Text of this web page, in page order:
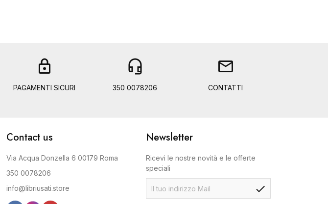
lock
PAGAMENTI SICURI
headset_mic
350 0078206
mail
CONTATTI
Contact us
Via Acqua Donzella 6 00179 Roma
350 0078206
info@libriusati.store
Newsletter
Ricevi le nostre novità e le offerte
speciali
check